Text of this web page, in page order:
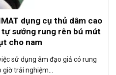
dụng cụ thủ dâm cao
sướng rung rên bú mút
cho nam
sử dụng âm đạo giả có rung
giờ trải nghiệm…